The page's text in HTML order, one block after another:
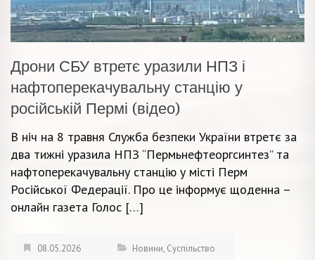
Дрони СБУ втретє уразили НПЗ і
нафтоперекачувальну станцію у
російській Пермі (відео)
В ніч на 8 травня Служба безпеки України втретє за
два тижні уразила НПЗ “Пермьнефтеоргсинтез” та
нафтоперекачувальну станцію у місті Перм
Російської Федерації. Про це інформує щоденна –
онлайн газета Голос […]
08.05.2026 Новини, Суспільство